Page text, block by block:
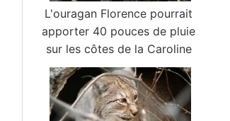
L'ouragan Florence pourrait
apporter 40 pouces de pluie
sur les côtes de la Caroline